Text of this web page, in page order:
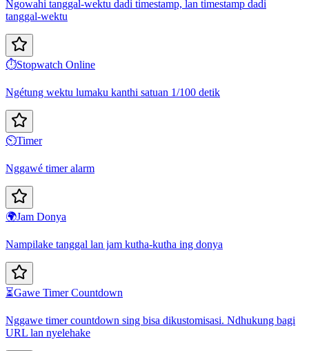
Ngowahi tanggal-wektu dadi timestamp, lan timestamp dadi
tanggal-wektu
⏱️Stopwatch Online
Ngétung wektu lumaku kanthi satuan 1/100 detik
⏲️Timer
Nggawé timer alarm
🌍Jam Donya
Nampilake tanggal lan jam kutha-kutha ing donya
⏳Gawe Timer Countdown
Nggawe timer countdown sing bisa dikustomisasi. Ndhukung bagi
URL lan nyelehake